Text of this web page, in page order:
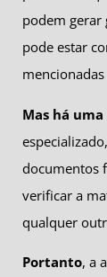
podem gerar
pode estar
Mas há
documentos
verificar a
qualquer
Portanto, a